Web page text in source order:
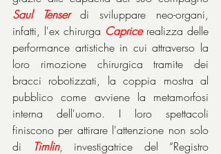
Saul Tenser di sviluppare neo-organi,
infatti, l'ex chirurga Caprice realizza delle
performance artistiche in cui attraverso la
loro rimozione chirurgica tramite dei
bracci robotizzati, la coppia mostra al
pubblico come avviene la metamorfosi
interna dell'uomo. I loro spettacoli
finiscono per attirare l'attenzione non solo
di
Timlin, investigatrice del “Registro